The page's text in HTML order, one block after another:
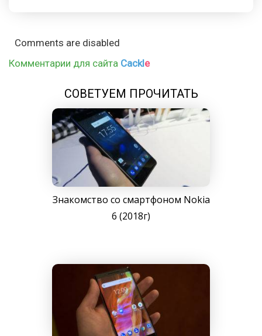
Comments are disabled
Комментарии для сайта Cackle
СОВЕТУЕМ ПРОЧИТАТЬ
Знакомство со смартфоном Nokia
6 (2018г)